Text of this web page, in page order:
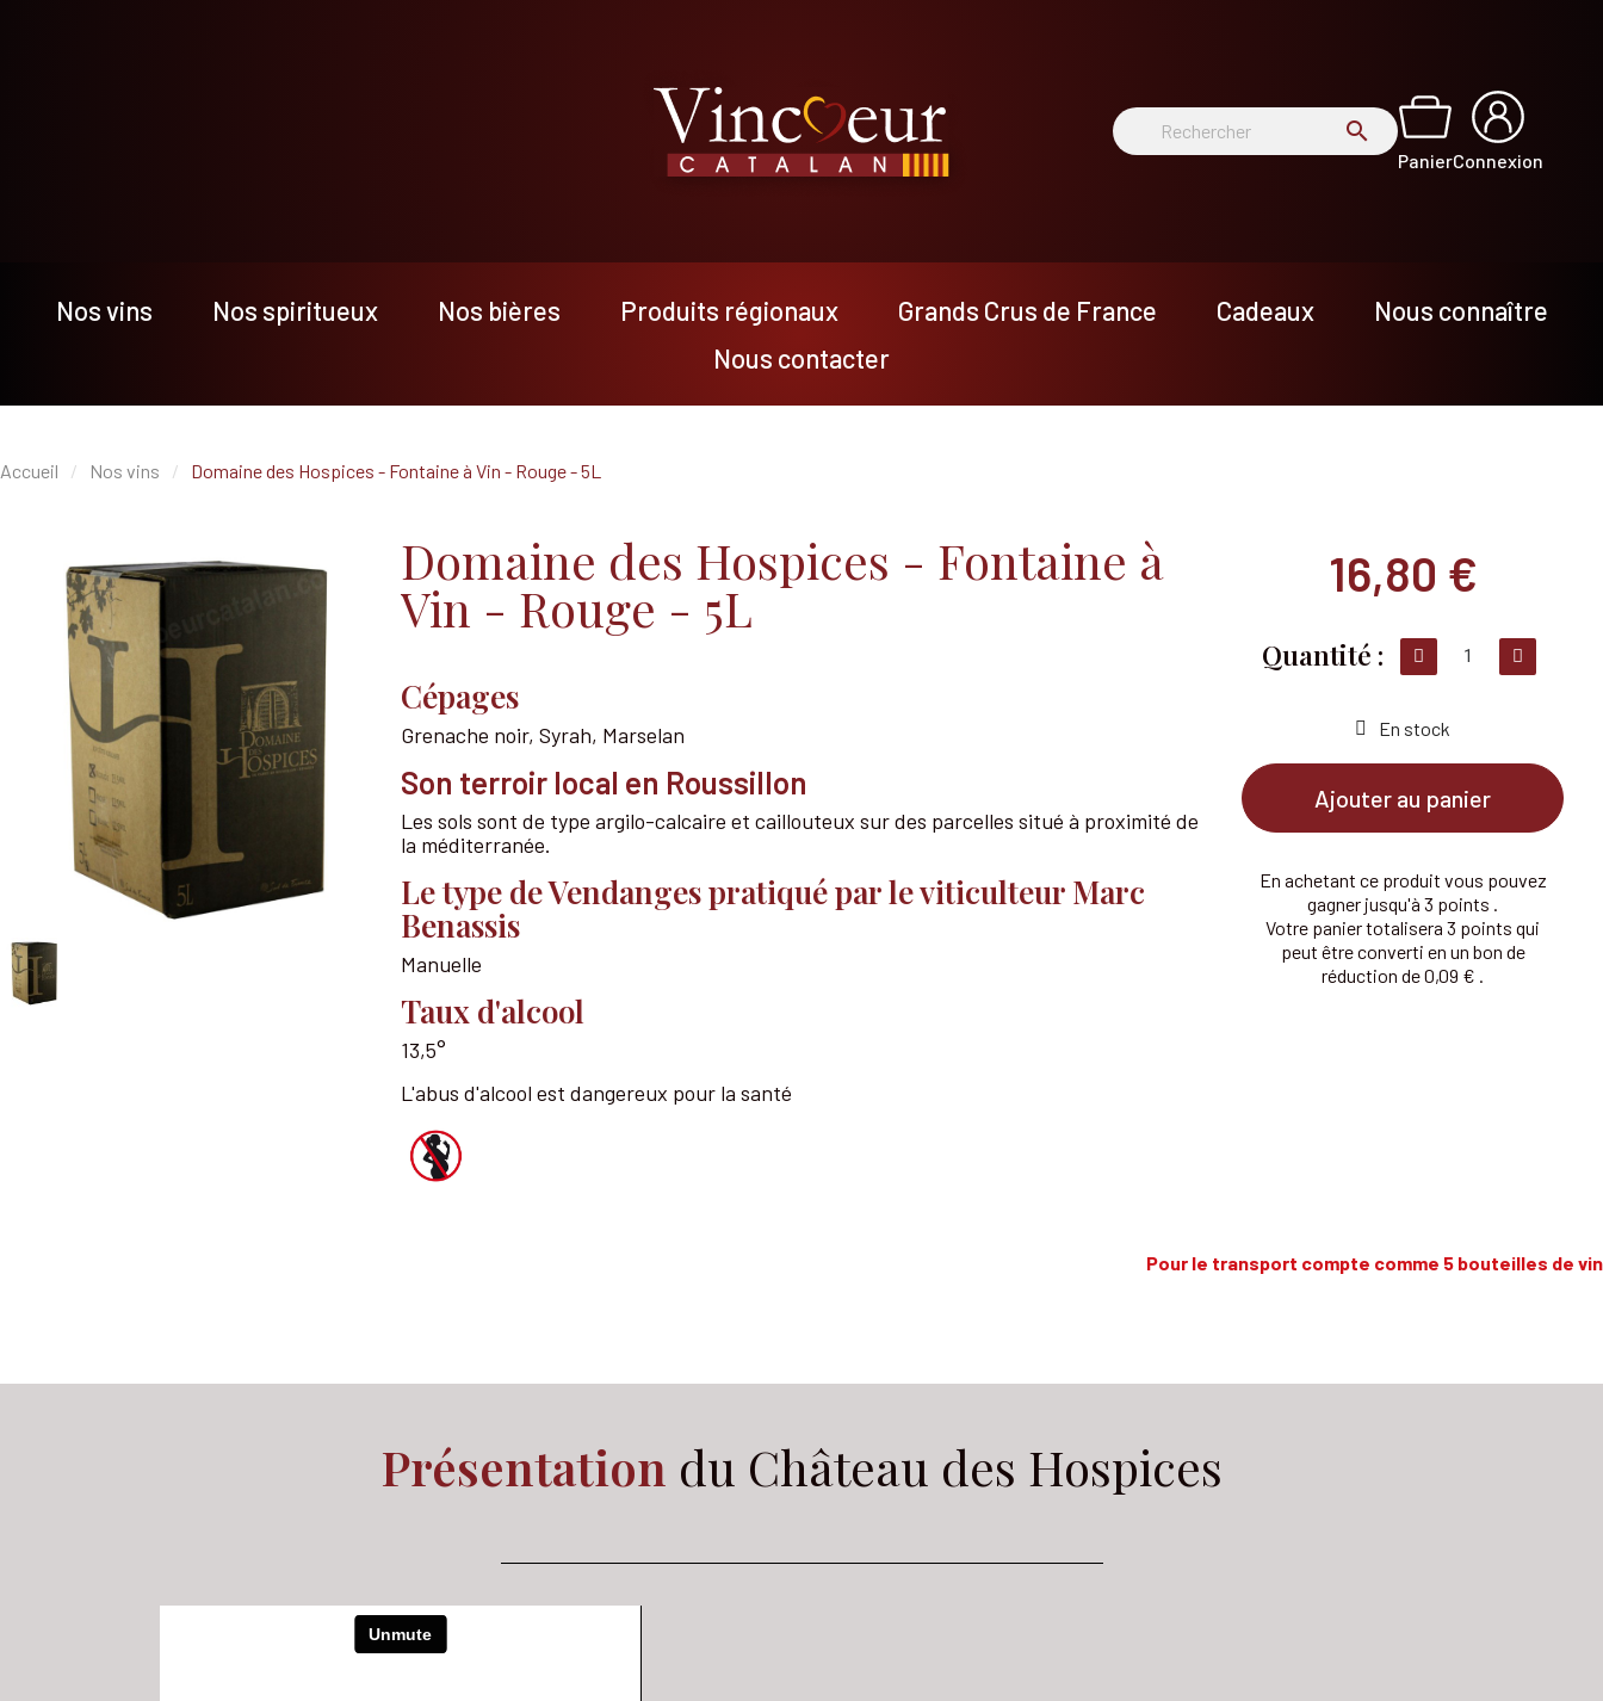
search
PanierConnexion
Nos vins Nos spiritueux Nos bières Produits régionaux Grands Crus de France Cadeaux
Nous connaître
Nous contacter
Accueil Nos vins Domaine des Hospices - Fontaine à Vin - Rouge - 5L
Domaine des Hospices - Fontaine à
Vin - Rouge - 5L
Cépages
Grenache noir, Syrah, Marselan
Son terroir local en Roussillon
Les sols sont de type argilo-calcaire et caillouteux sur des parcelles situé à proximité de
la méditerranée.
Le type de Vendanges pratiqué par le viticulteur Marc
Benassis
Manuelle
Taux d'alcool
13,5°
L'abus d'alcool est dangereux pour la santé
16,80 €
En stock
Ajouter au panier
En achetant ce produit vous pouvez
gagner jusqu'à 3 points .
Votre panier totalisera 3 points qui
peut être converti en un bon de
réduction de 0,09 € .
Pour le transport compte comme 5 bouteilles de vin
Présentation du Château des Hospices